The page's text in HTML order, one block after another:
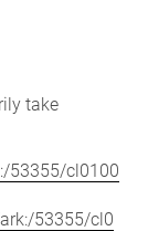
take
53355/cl0100
53355/cl0